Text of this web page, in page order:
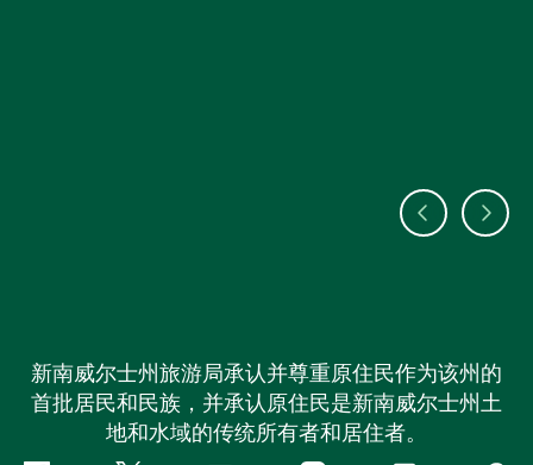
新南威尔士州旅游局承认并尊重原住民作为该州的
首批居民和民族，并承认原住民是新南威尔士州土
地和水域的传统所有者和居住者。